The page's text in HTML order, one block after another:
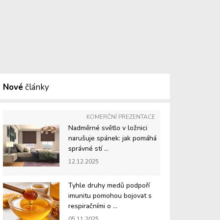
Nové články
KOMERČNÍ PREZENTACE
Nadměrné světlo v ložnici
narušuje spánek: jak pomáhá
správné stí ...
12.12.2025
Tyhle druhy medů podpoří
imunitu pomohou bojovat s
respiračními o ...